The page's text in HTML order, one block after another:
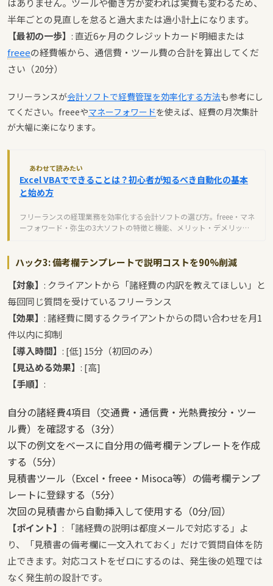
はありません。ツールや働き方が変われば実費も変わるため、
半年ごとの見直しを怠ると過大または過小計上になります。
【最初の一歩】 : 直近6ヶ月のクレジットカード明細または
freeeの経費帳から、通信費・ツール費の合計を算出してくだ
さい（20分）
フリーランスが会計ソフトで経費管理を効率化する方法も参考にし
てください。freeeやマネーフォワードを使えば、経費の月次集計
が大幅に楽になります。
あわせて読みたい
Excel VBAでできることは？初心者が知るべき自動化の基本
と始め方
フリーランスの経理業務を効率化する会計ソフトの選び方。freee・マネ
ーフォワード・弥生の3大ソフトの特徴と機能、メリット・デメリット
ハック3: 備考欄テンプレートで説明コストを90%削減
【対象】 : クライアントから「諸経費の内訳を教えてほしい」と
毎回同じ質問を受けているフリーランス
【効果】 : 諸経費に関するクライアントからの問い合わせを月1
件以内に抑制
【導入時間】 : [低] 15分（初回のみ）
【見込める効果】 : [高]
【手順】 :
自分の諸経費4項目（交通費・通信費・光熱費按分・ツー
ル費）を確認する（3分）
以下の例文をベースに自分用の備考欄テンプレートを作成
する（5分）
見積書ツール（Excel・freee・Misoca等）の備考欄テンプ
レートに登録する（5分）
次回の見積書から自動挿入して使用する（0分/回）
【ポイント】 : 「諸経費の説明は都度メールで対応する」よ
り、「見積書の備考欄に一文入れておく」だけで質問自体を防
止できます。対応コストをゼロにするのは、発生後の処理では
なく発生前の設計です。